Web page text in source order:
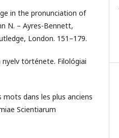
in the pronunciation of
N. – Ayres-Bennett,
London. 151–179.
nyelv története. Filológiai
mots dans les plus anciens
Scientiarum